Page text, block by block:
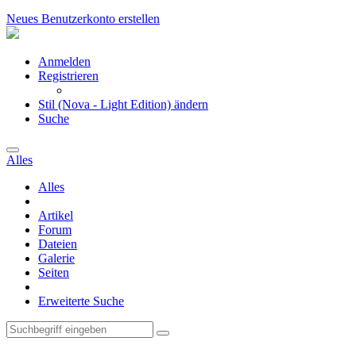
Neues Benutzerkonto erstellen
Anmelden
Registrieren
Stil (Nova - Light Edition) ändern
Suche
Alles
Alles
Artikel
Forum
Dateien
Galerie
Seiten
Erweiterte Suche